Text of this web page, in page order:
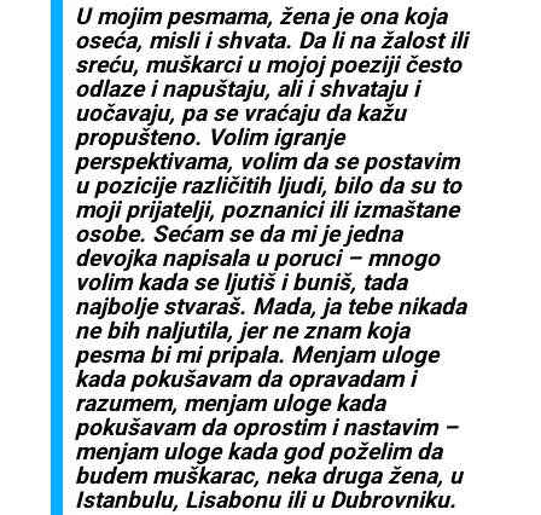
U mojim pesmama, žena je ona koja
oseća, misli i shvata. Da li na žalost ili
sreću, muškarci u mojoj poeziji često
odlaze i napuštaju, ali i shvataju i
uočavaju, pa se vraćaju da kažu
propušteno. Volim igranje
perspektivama, volim da se postavim
u pozicije različitih ljudi, bilo da su to
moji prijatelji, poznanici ili izmaštane
osobe. Sećam se da mi je jedna
devojka napisala u poruci – mnogo
volim kada se ljutiš i buniš, tada
najbolje stvaraš. Mada, ja tebe nikada
ne bih naljutila, jer ne znam koja
pesma bi mi pripala. Menjam uloge
kada pokušavam da opravadam i
razumem, menjam uloge kada
pokušavam da oprostim i nastavim –
menjam uloge kada god poželim da
budem muškarac, neka druga žena, u
Istanbulu, Lisabonu ili u Dubrovniku.